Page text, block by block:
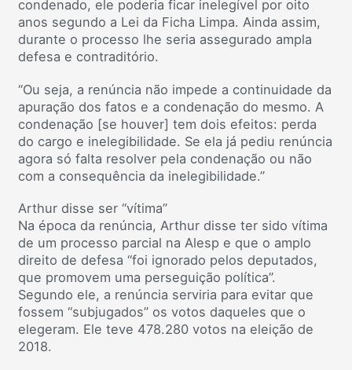
condenado, ele poderia ficar inelegível por oito
anos segundo a Lei da Ficha Limpa. Ainda assim,
durante o processo lhe seria assegurado ampla
defesa e contraditório.
“Ou seja, a renúncia não impede a continuidade da
apuração dos fatos e a condenação do mesmo. A
condenação [se houver] tem dois efeitos: perda
do cargo e inelegibilidade. Se ela já pediu renúncia
agora só falta resolver pela condenação ou não
com a consequência da inelegibilidade.”
Arthur disse ser “vítima”
Na época da renúncia, Arthur disse ter sido vítima
de um processo parcial na Alesp e que o amplo
direito de defesa “foi ignorado pelos deputados,
que promovem uma perseguição política”.
Segundo ele, a renúncia serviria para evitar que
fossem “subjugados” os votos daqueles que o
elegeram. Ele teve 478.280 votos na eleição de
2018.